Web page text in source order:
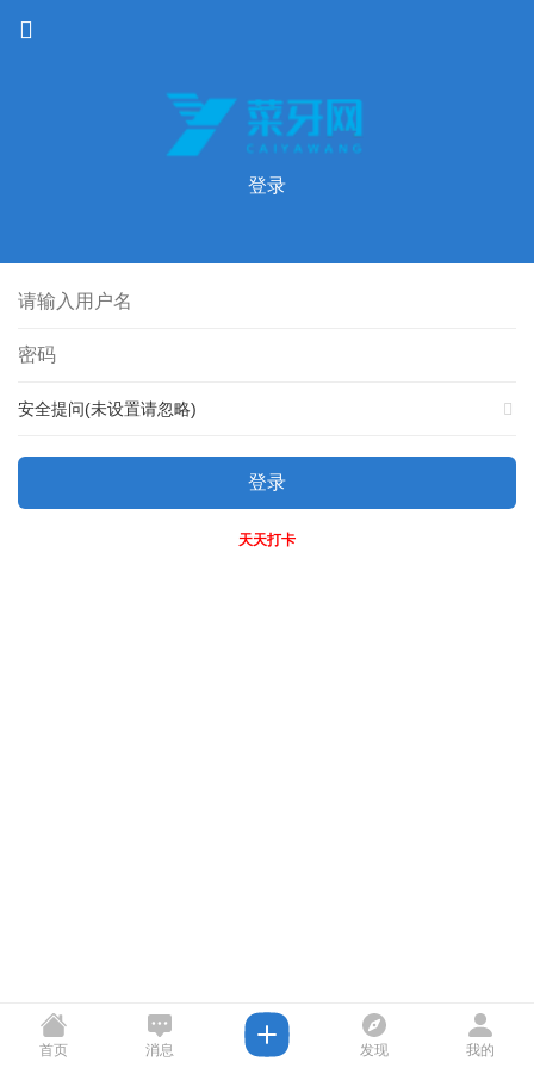
登录
安全提问(未设置请忽略)
登录
天天打卡
首页 消息 发现 我的